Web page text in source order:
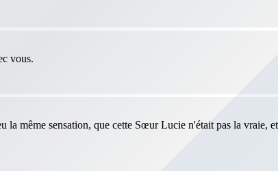
vous.
même sensation, que cette Sœur Lucie n'était pas la vraie,